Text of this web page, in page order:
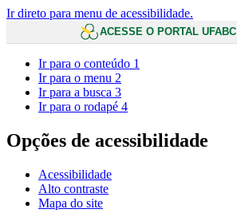
Ir direto para menu de acessibilidade.
ACESSE O PORTAL UFABC
Ir para o conteúdo 1
Ir para o menu 2
Ir para a busca 3
Ir para o rodapé 4
Opções de acessibilidade
Acessibilidade
Alto contraste
Mapa do site